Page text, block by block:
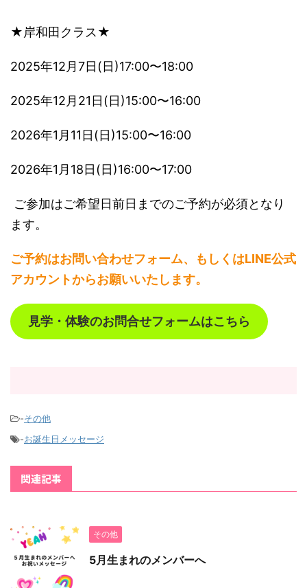
★岸和田クラス★
2025年12月7日(日)17:00〜18:00
2025年12月21日(日)15:00〜16:00
2026年1月11日(日)15:00〜16:00
2026年1月18日(日)16:00〜17:00
ご参加はご希望日前日までのご予約が必須となり
ます。
ご予約はお問い合わせフォーム、もしくはLINE公式
アカウントからお願いいたします。
見学・体験のお問合せフォームはこちら
-その他
-お誕生日メッセージ
関連記事
その他
5月生まれのメンバーへ